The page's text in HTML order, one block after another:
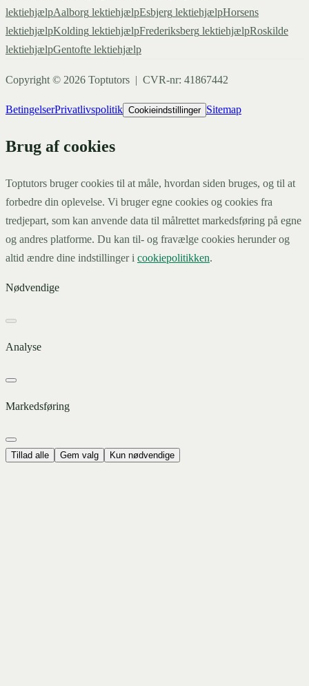
lektiehjælpAalborg lektiehjælpEsbjerg lektiehjælpHorsens
lektiehjælpKolding lektiehjælpFrederiksberg lektiehjælpRoskilde
lektiehjælpGentofte lektiehjælp
Copyright © 2026 Toptutors | CVR-nr: 41867442
BetingelserPrivatlivspolitik Cookieindstillinger Sitemap
Brug af cookies
Toptutors bruger cookies til at måle, hvordan siden bruges, og til at
forbedre din oplevelse. Vi bruger egne cookies og cookies fra
tredjepart, som kan anvende data til målrettet markedsføring på egne
og andres platforme. Du kan til- og fravælge cookies herunder og
altid ændre dine indstillinger i cookiepolitikken.
Nødvendige
Analyse
Markedsføring
Tillad alle Gem valg Kun nødvendige